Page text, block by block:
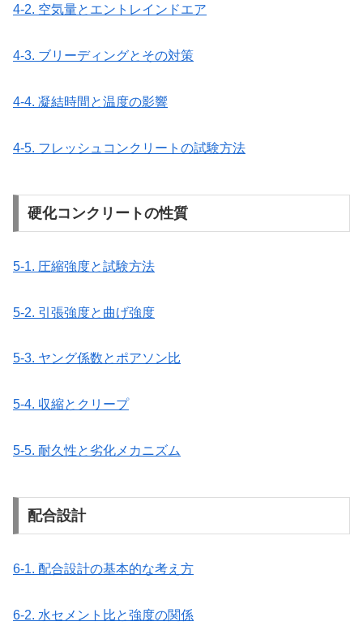
4-2. 空気量とエントレインドエア
4-3. ブリーディングとその対策
4-4. 凝結時間と温度の影響
4-5. フレッシュコンクリートの試験方法
硬化コンクリートの性質
5-1. 圧縮強度と試験方法
5-2. 引張強度と曲げ強度
5-3. ヤング係数とポアソン比
5-4. 収縮とクリープ
5-5. 耐久性と劣化メカニズム
配合設計
6-1. 配合設計の基本的な考え方
6-2. 水セメント比と強度の関係